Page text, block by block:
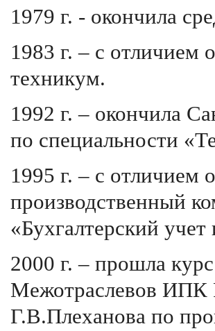
1979 г. - окончила
1983 г. – с отличием
техникум.
1992 г. – окончила
по специальности
1995 г. – с отличием
производственный
«Бухгалтерский
2000 г. – прошла
Межотраслевов ИПК
Г.В.Плеханова по